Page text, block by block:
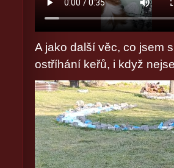
A jako další věc, co jsem
ostříhání keřů, i když